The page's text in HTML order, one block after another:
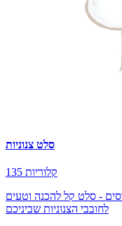
סלט צנוניות
135 קלוריות
- סלט קל להכנה וטעים
לחובבי הצנוניות שביניכם